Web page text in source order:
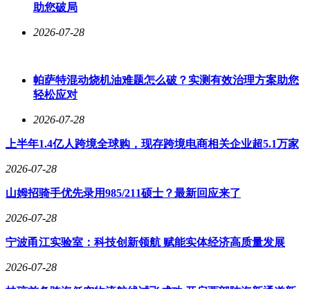
助您破局
2026-07-28
帕萨特混动烧机油难题怎么破？实测有效治理方案助您
轻松应对
2026-07-28
上半年1.4亿人跨境全球购‌，现存跨境电商相关企业超5.1万家
2026-07-28
山姆招骑手优先录用985/211硕士？最新回应来了
2026-07-28
宁波甬江实验室：科技创新领航 赋能实体经济高质量发展
2026-07-28